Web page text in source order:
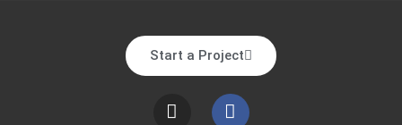
Start a Project